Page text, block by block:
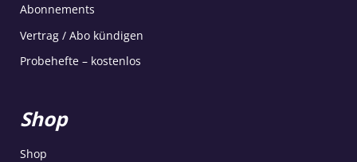
Abonnements
Vertrag / Abo kündigen
Probehefte – kostenlos
Shop
Shop